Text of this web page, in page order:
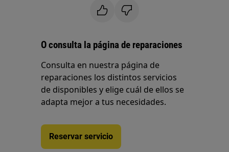
O consulta la página de reparaciones
Consulta en nuestra página de
reparaciones los distintos servicios
de disponibles y elige cuál de ellos se
adapta mejor a tus necesidades.
Reservar servicio